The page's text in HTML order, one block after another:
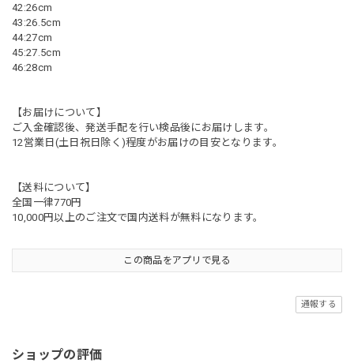
42:26cm
43:26.5cm
44:27cm
45:27.5cm
46:28cm
【お届けについて】
ご入金確認後、発送手配を行い検品後にお届けします。
12営業日(土日祝日除く)程度がお届けの目安となります。
【送料について】
全国一律770円
10,000円以上のご注文で国内送料が無料になります。
この商品をアプリで見る
通報する
ショップの評価